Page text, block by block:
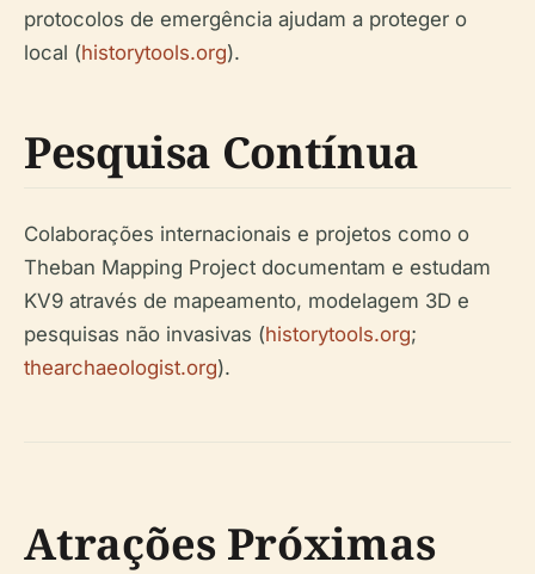
protocolos de emergência ajudam a proteger o
local (historytools.org).
Pesquisa Contínua
Colaborações internacionais e projetos como o
Theban Mapping Project documentam e estudam
KV9 através de mapeamento, modelagem 3D e
pesquisas não invasivas (historytools.org;
thearchaeologist.org).
Atrações Próximas